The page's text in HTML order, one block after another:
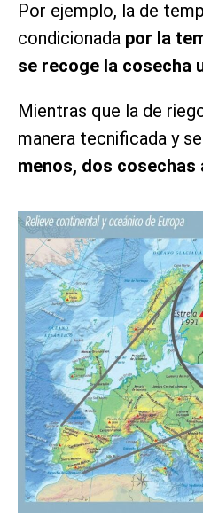
Por ejemplo, la de
condicionada por la
se recoge la cosecha
Mientras que la de
manera tecnificada y
menos, dos cosechas